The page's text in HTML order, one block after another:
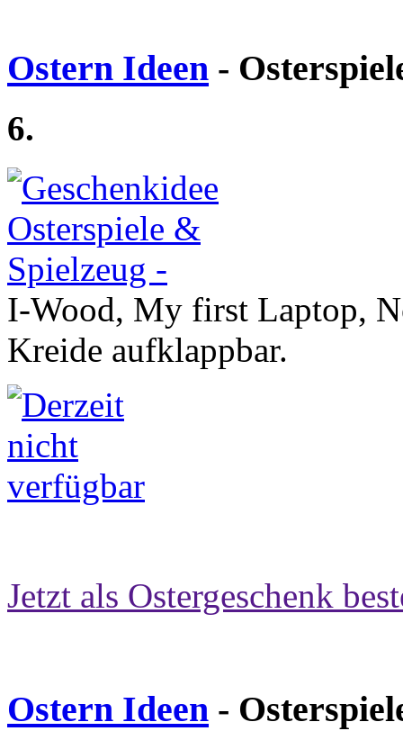
Ostern Ideen -
6.
I-Wood, My first Laptop,
Kreide aufklappbar.
Jetzt als Ostergeschenk
Ostern Ideen -